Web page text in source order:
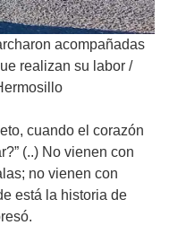
acompañadas
realizan su labor /
cuando el corazón
(..) No vienen con
no vienen con
está la historia de